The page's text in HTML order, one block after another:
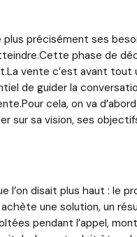
précisément ses
phase de
vente c’est avant tout
de guider la
cela, on va
sur sa vision, ses
l’on disait plus haut : le
une solution, un
pendant l’appel,